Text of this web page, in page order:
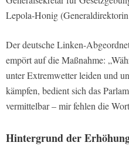
Lepola-Honig
Der deutsche Linken-
empört auf die Maßnahme:
unter Extremwetter leiden und
kämpfen, bedient sich das
vermittelbar – mir fehlen die
Hintergrund der